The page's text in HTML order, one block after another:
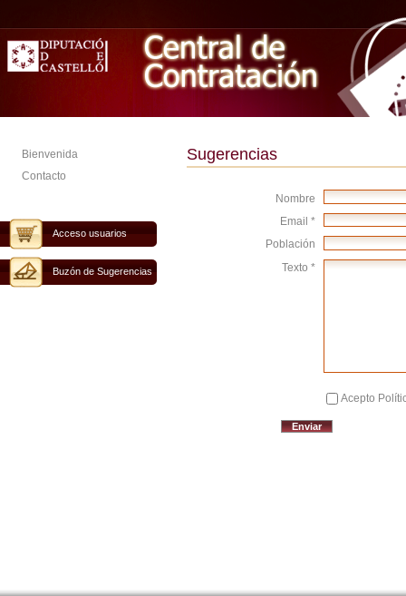
Bienvenida
Contacto
Acceso usuarios
Buzón de Sugerencias
Sugerencias
Nombre
Email *
Población
Texto *
Acepto